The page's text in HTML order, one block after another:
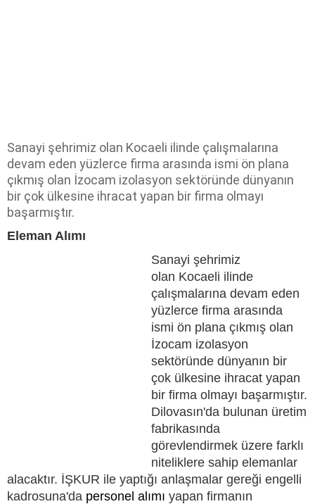
Sanayi şehrimiz olan Kocaeli ilinde çalışmalarına
devam eden yüzlerce firma arasında ismi ön plana
çıkmış olan İzocam izolasyon sektöründe dünyanın
bir çok ülkesine ihracat yapan bir firma olmayı
başarmıştır.
Eleman Alımı
Sanayi şehrimiz
olan Kocaeli ilinde
çalışmalarına devam eden
yüzlerce firma arasında
ismi ön plana çıkmış olan
İzocam izolasyon
sektöründe dünyanın bir
çok ülkesine ihracat yapan
bir firma olmayı başarmıştır.
Dilovasın'da bulunan üretim
fabrikasında
görevlendirmek üzere farklı
niteliklere sahip elemanlar
alacaktır. İŞKUR ile yaptığı anlaşmalar gereği engelli
kadrosuna'da personel alımı yapan firmanın